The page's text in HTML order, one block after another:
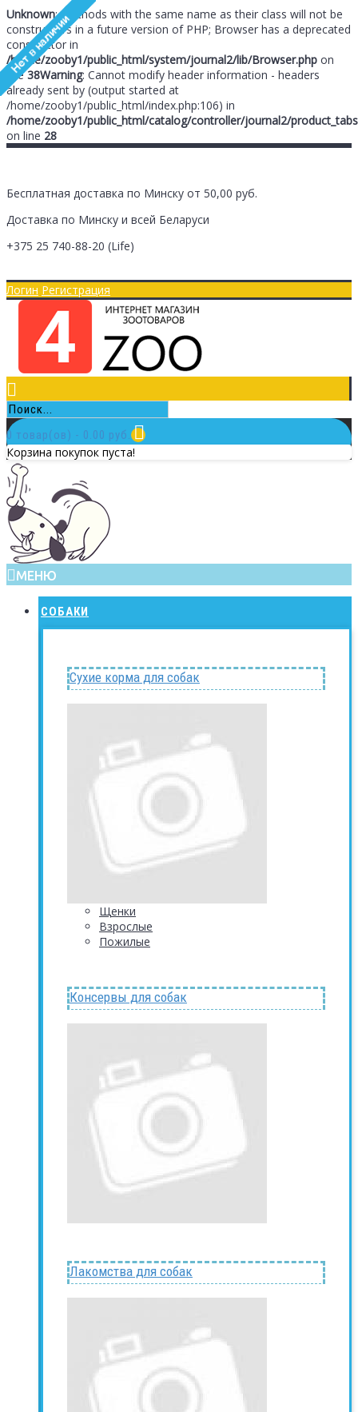
Unknown: Methods with the same name as their class will not be
constructors in a future version of PHP; Browser has a deprecated
constructor in
/home/zooby1/public_html/system/journal2/lib/Browser.php on
line38Warning: Cannot modify header information - headers
already sent by (output started at
/home/zooby1/public_html/index.php:106) in
/home/zooby1/public_html/catalog/controller/journal2/
on line 28
Бесплатная доставка по Минску от 50,00 руб.
Доставка по Минску и всей Беларуси
+375 25 740-88-20 (Life)
Логин Регистрация
0 товар(ов) - 0.00 руб.
Корзина покупок пуста!
МЕНЮ
СОБАКИ
Сухие корма для собак
Щенки
Взрослые
Пожилые
Консервы для собак
Лакомства для собак